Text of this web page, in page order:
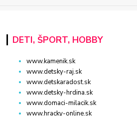
DETI, ŠPORT, HOBBY
www.kamenik.sk
www.detsky-raj.sk
www.detskaradost.sk
www.detsky-hrdina.sk
www.domaci-milacik.sk
www.hracky-online.sk